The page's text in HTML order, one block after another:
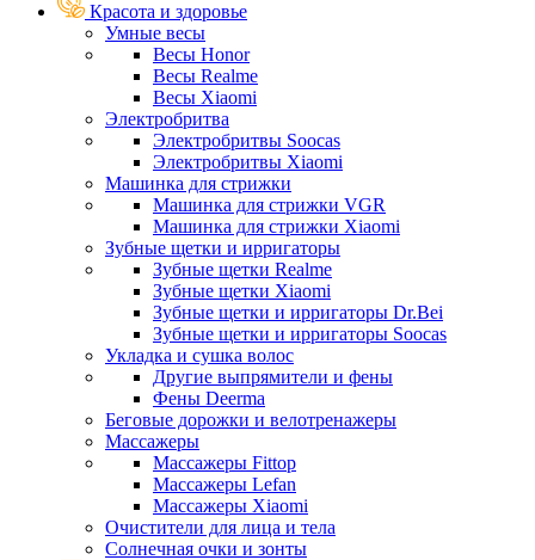
Красота и здоровье
Умные весы
Весы Honor
Весы Realme
Весы Xiaomi
Электробритва
Электробритвы Soocas
Электробритвы Xiaomi
Машинка для стрижки
Машинка для стрижки VGR
Машинка для стрижки Xiaomi
Зубные щетки и ирригаторы
Зубные щетки Realme
Зубные щетки Xiaomi
Зубные щетки и ирригаторы Dr.Bei
Зубные щетки и ирригаторы Soocas
Укладка и сушка волос
Другие выпрямители и фены
Фены Deerma
Беговые дорожки и велотренажеры
Массажеры
Массажеры Fittop
Массажеры Lefan
Массажеры Xiaomi
Очистители для лица и тела
Солнечная очки и зонты